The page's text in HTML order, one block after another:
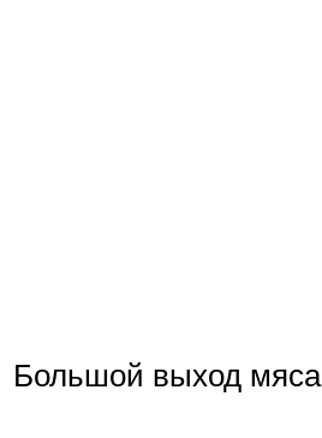
Большой выход мяса